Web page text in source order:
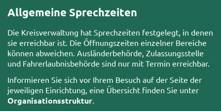
Allgemeine Sprechzeiten
Die Kreisverwaltung hat Sprechzeiten festgelegt, in denen
sie erreichbar ist. Die Öffnungszeiten einzelner Bereiche
können abweichen. Ausländerbehörde, Zulassungsstelle
und Fahrerlaubnisbehörde sind nur mit Termin erreichbar.
Informieren Sie sich vor Ihrem Besuch auf der Seite der
jeweiligen Einrichtung, eine Übersicht finden Sie unter
Organisationsstruktur.